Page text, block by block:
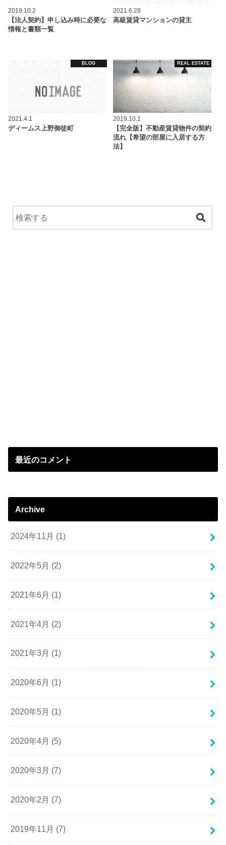
2019.10.2
【法人契約】申し込み時に必要な
情報と書類一覧
2021.6.28
高級賃貸マンションの貸主
BLOG
2021.4.1
ディームス上野御徒町
REAL ESTATE
2019.10.1
【完全版】不動産賃貸物件の契約
流れ【希望の部屋に入居する方
法】
最近のコメント
Archive
2024年11月 (1)
2022年5月 (2)
2021年6月 (1)
2021年4月 (2)
2021年3月 (1)
2020年6月 (1)
2020年5月 (1)
2020年4月 (5)
2020年3月 (7)
2020年2月 (7)
2019年11月 (7)